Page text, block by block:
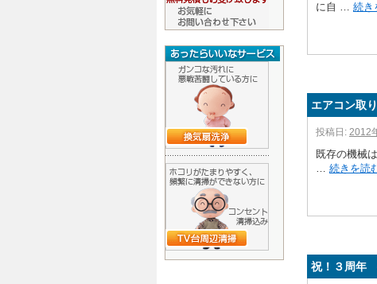
に自 … 続き
エアコン取
投稿日: 2012
既存の機械
… 続きを読
祝！３周年